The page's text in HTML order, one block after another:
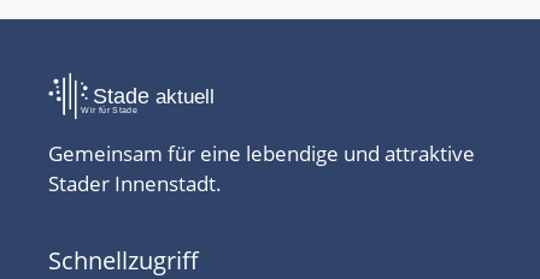
Gemeinsam für eine lebendige und attraktive
Stader Innenstadt.
Schnellzugriff